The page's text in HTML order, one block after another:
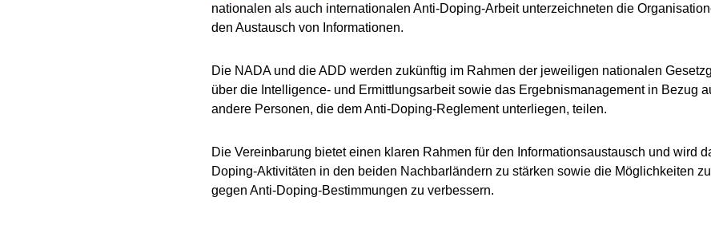
nationalen als auch internationalen Anti-Doping-Arbeit unterzeichneten die
den Austausch von Informationen.
Die NADA und die ADD werden zukünftig im Rahmen der jeweiligen nationalen
über die Intelligence- und Ermittlungsarbeit sowie das Ergebnismanagement in Bezug
andere Personen, die dem Anti-Doping-Reglement unterliegen, teilen.
Die Vereinbarung bietet einen klaren Rahmen für den Informationsaustausch und wird
Doping-Aktivitäten in den beiden Nachbarländern zu stärken sowie die Möglichkeiten
gegen Anti-Doping-Bestimmungen zu verbessern.